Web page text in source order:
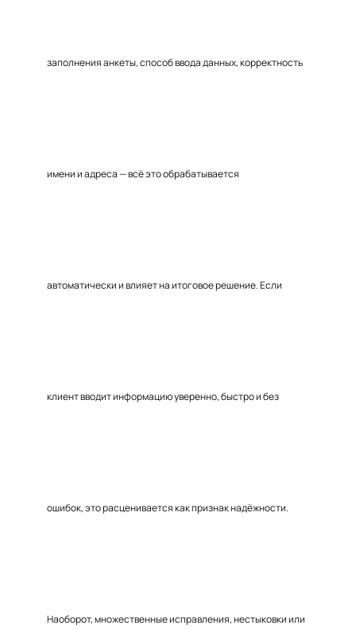
заполнения анкеты, способ ввода данных, корректность
имени и адреса — всё это обрабатывается
автоматически и влияет на итоговое решение. Если
клиент вводит информацию уверенно, быстро и без
ошибок, это расценивается как признак надёжности.
Наоборот, множественные исправления, нестыковки или